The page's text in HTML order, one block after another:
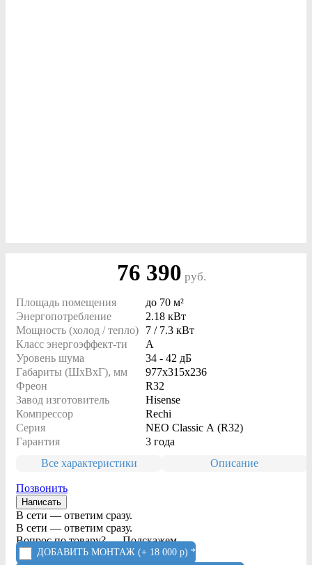
76 390 руб.
Площадь помещения до 70 м²
Энергопотребление
2.18 кВт
Мощность (холод / тепло)
7 / 7.3 кВт
Класс энергоэффект-ти
A
Уровень шума
34 - 42 дБ
Габариты (ШxВxГ), мм
977x315x236
Фреон
R32
Завод изготовитель
Hisense
Компрессор
Rechi
Серия
NEO Classic A (R32)
Гарантия
3 года
Все характеристики
Описание
Позвонить
Написать
В сети — ответим сразу.
В сети — ответим сразу.
Вопрос по товару? — Подскажем.
ДОБАВИТЬ МОНТАЖ (+ 18 000 р) *